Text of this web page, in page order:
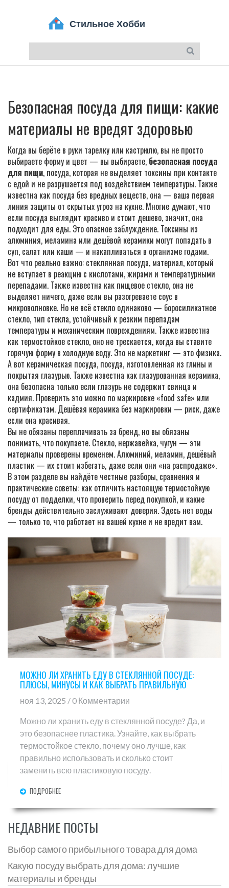
Безопасная посуда для пищи: какие
материалы не вредят здоровью
Когда вы берёте в руки тарелку или кастрюлю, вы не просто
выбираете форму и цвет — вы выбираете, безопасная посуда
для пищи, посуда, которая не выделяет токсины при контакте
с едой и не разрушается под воздействием температуры. Также
известна как посуда без вредных веществ, она — ваша первая
линия защиты от скрытых угроз на кухне. Многие думают, что
если посуда выглядит красиво и стоит дешево, значит, она
подходит для еды. Это опасное заблуждение. Токсины из
алюминия, меламина или дешёвой керамики могут попадать в
суп, салат или каши — и накапливаться в организме годами.
Вот что реально важно: стеклянная посуда, материал, который
не вступает в реакцию с кислотами, жирами и температурными
перепадами. Также известна как пищевое стекло, она не
выделяет ничего, даже если вы разогреваете соус в
микроволновке. Но не всё стекло одинаково — боросиликатное
стекло, тип стекла, устойчивый к резким перепадам
температуры и механическим повреждениям. Также известна
как термостойкое стекло, оно не трескается, когда вы ставите
горячую форму в холодную воду. Это не маркетинг — это физика.
А вот керамическая посуда, посуда, изготовленная из глины и
покрытая глазурью. Также известна как глазурованная керамика,
она безопасна только если глазурь не содержит свинца и
кадмия. Проверить это можно по маркировке «food safe» или
сертификатам. Дешёвая керамика без маркировки — риск, даже
если она красивая.
Вы не обязаны переплачивать за бренд, но вы обязаны
понимать, что покупаете. Стекло, нержавейка, чугун — эти
материалы проверены временем. Алюминий, меламин, дешёвый
пластик — их стоит избегать, даже если они «на распродаже».
В этом разделе вы найдёте честные разборы, сравнения и
практические советы: как отличить настоящую термостойкую
посуду от подделки, что проверить перед покупкой, и какие
бренды действительно заслуживают доверия. Здесь нет воды
— только то, что работает на вашей кухне и не вредит вам.
МОЖНО ЛИ ХРАНИТЬ ЕДУ В СТЕКЛЯННОЙ ПОСУДЕ:
ПЛЮСЫ, МИНУСЫ И КАК ВЫБРАТЬ ПРАВИЛЬНУЮ
ноя 13, 2025 / 0 Комментарии
Можно ли хранить еду в стеклянной посуде? Да, и
это безопаснее пластика. Узнайте, как выбрать
термостойкое стекло, почему оно лучше, как
правильно использовать и сколько стоит
заменить всю пластиковую посуду.
ПОДРОБНЕЕ
НЕДАВНИЕ ПОСТЫ
Выбор самого прибыльного товара для дома
Какую посуду выбрать для дома: лучшие
материалы и бренды